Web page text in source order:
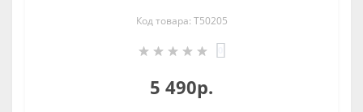
Код товара: T50205
5 490р.